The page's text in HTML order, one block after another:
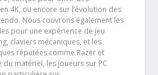
4K, ou encore sur l’évolution des
Nous couvrons également les
pour une expérience de jeu
claviers mécaniques, et les
réputées comme Razer et
matériel, les joueurs sur PC